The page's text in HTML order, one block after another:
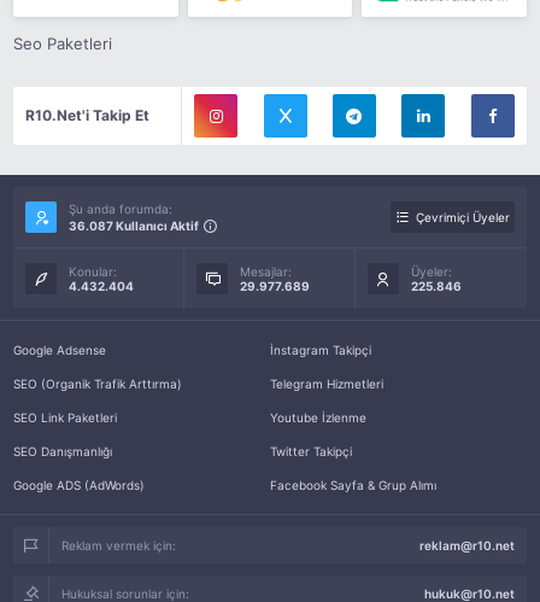
Seo Paketleri
R10.Net'i Takip Et
Şu anda forumda:
36.087 Kullanıcı Aktif
Çevrimiçi Üyeler
Konular:
4.432.404
Mesajlar:
29.977.689
Üyeler:
225.846
Google Adsense
SEO (Organik Trafik Arttırma)
SEO Link Paketleri
SEO Danışmanlığı
Google ADS (AdWords)
İnstagram Takipçi
Telegram Hizmetleri
Youtube İzlenme
Twitter Takipçi
Facebook Sayfa & Grup Alımı
Reklam vermek için: reklam@r10.net
Hukuksal sorunlar için: hukuk@r10.net